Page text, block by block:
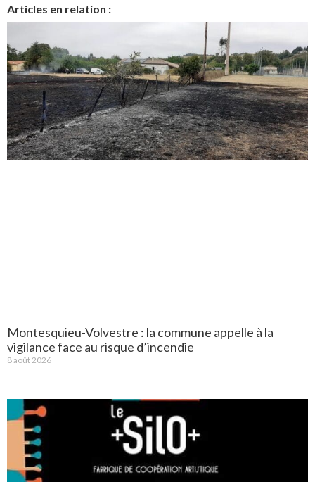
Articles en relation :
Montesquieu-Volvestre : la commune appelle à la
vigilance face au risque d’incendie
8 août 2026